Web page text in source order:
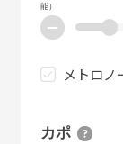
能）
ー
メトロノ
カポ